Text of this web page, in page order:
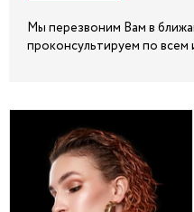
Мы перезвоним Вам в
проконсультируем по